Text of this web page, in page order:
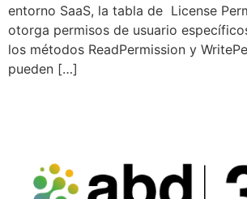
entorno SaaS, la tabla de License
otorga permisos de usuario
los métodos ReadPermission y
pueden […]